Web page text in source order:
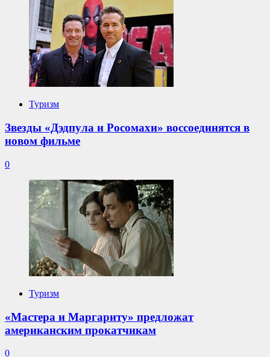
Туризм
Звезды «Дэдпула и Росомахи» воссоединятся в
новом фильме
0
Туризм
«Мастера и Маргариту» предложат
американским прокатчикам
0